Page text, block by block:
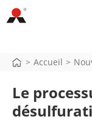
> Accueil >
Le